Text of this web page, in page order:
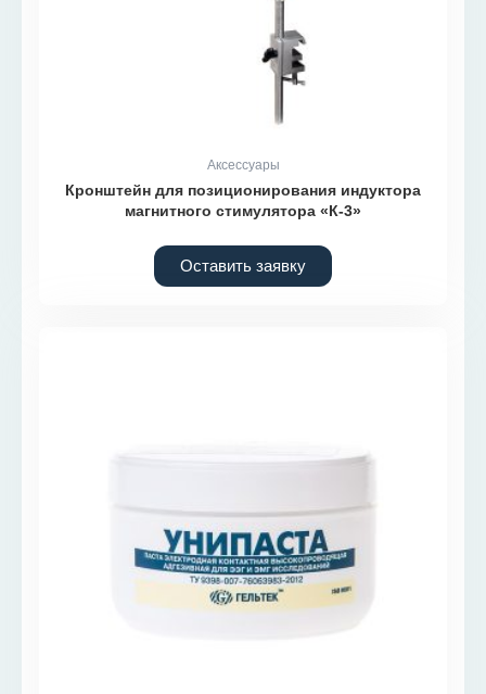
Аксессуары
Кронштейн для позиционирования индуктора
магнитного стимулятора «К-3»
Оставить заявку